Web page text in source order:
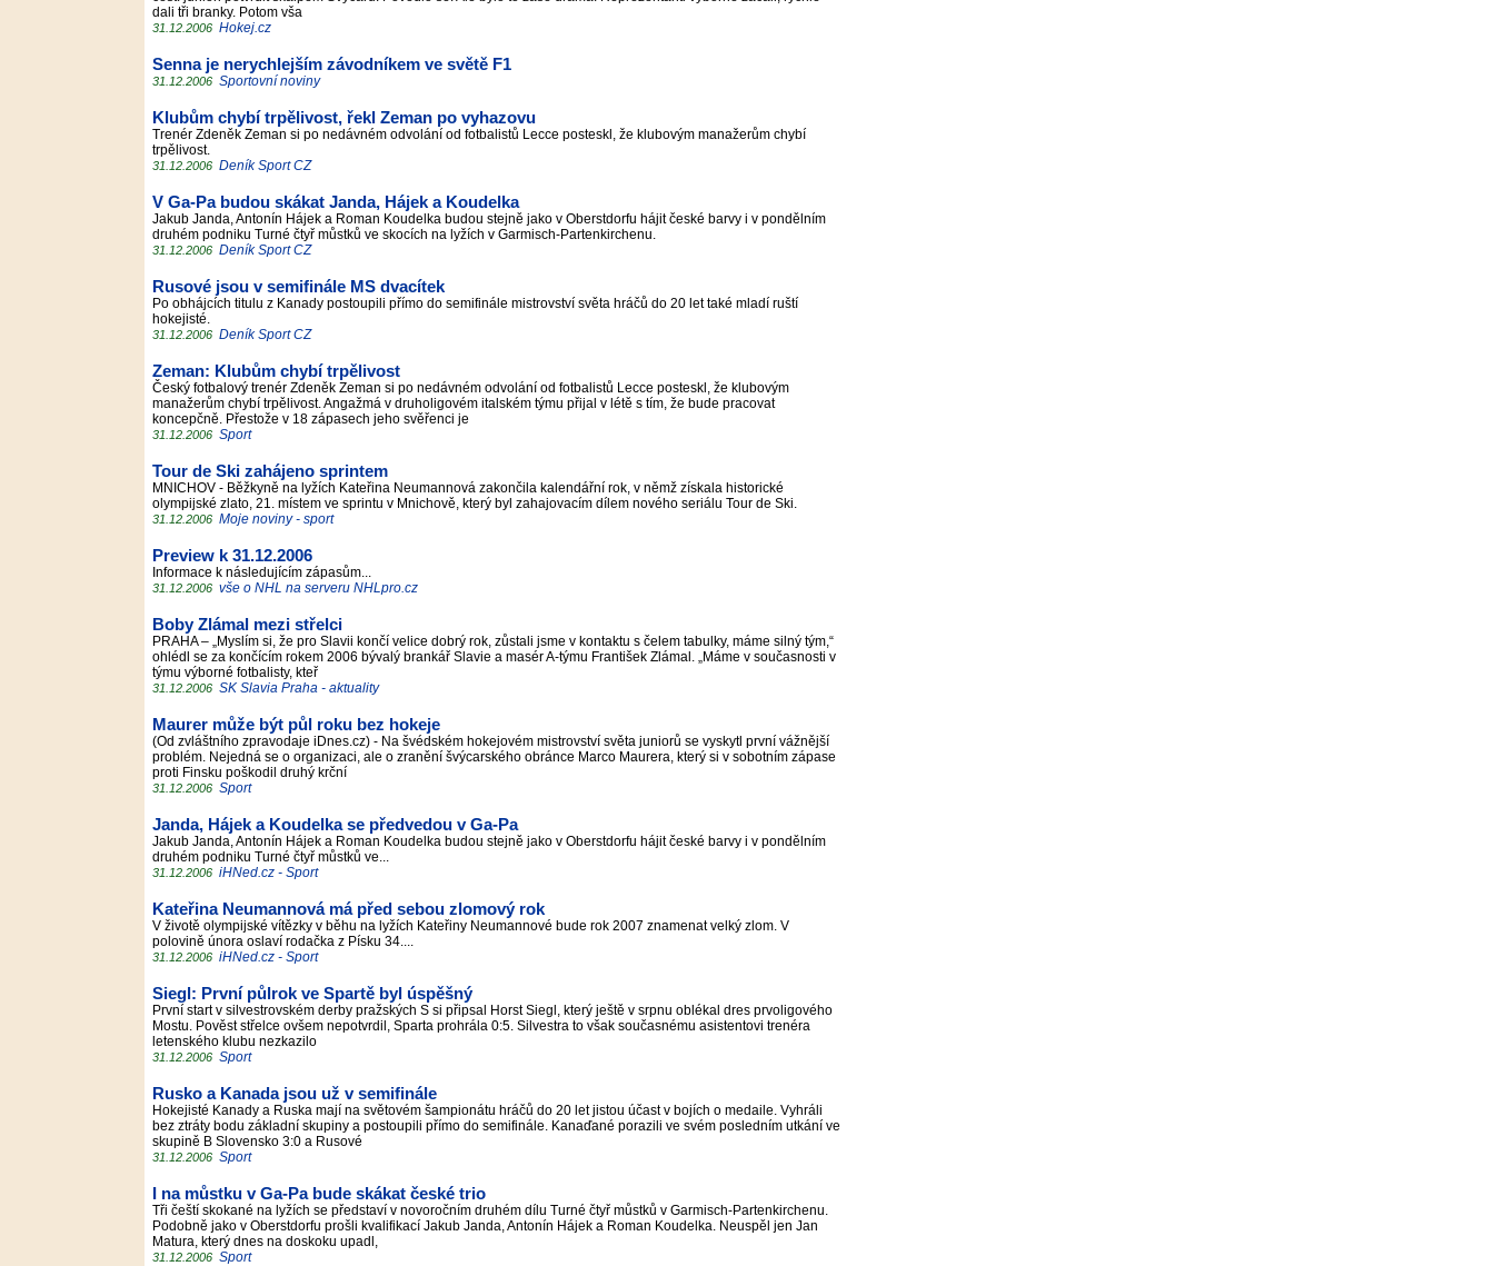
dali tři branky. Potom vša
31.12.2006 Hokej.cz
Senna je nerychlejším závodníkem ve světě F1
31.12.2006 Sportovní noviny
Klubům chybí trpělivost, řekl Zeman po vyhazovu
Trenér Zdeněk Zeman si po nedávném odvolání od fotbalistů Lecce posteskl, že klubovým manažerům chybí
trpělivost.
31.12.2006 Deník Sport CZ
V Ga-Pa budou skákat Janda, Hájek a Koudelka
Jakub Janda, Antonín Hájek a Roman Koudelka budou stejně jako v Oberstdorfu hájit české barvy i v pondělním
druhém podniku Turné čtyř můstků ve skocích na lyžích v Garmisch-Partenkirchenu.
31.12.2006 Deník Sport CZ
Rusové jsou v semifinále MS dvacítek
Po obhájcích titulu z Kanady postoupili přímo do semifinále mistrovství světa hráčů do 20 let také mladí ruští
hokejisté.
31.12.2006 Deník Sport CZ
Zeman: Klubům chybí trpělivost
Český fotbalový trenér Zdeněk Zeman si po nedávném odvolání od fotbalistů Lecce posteskl, že klubovým
manažerům chybí trpělivost. Angažmá v druholigovém italském týmu přijal v létě s tím, že bude pracovat
koncepčně. Přestože v 18 zápasech jeho svěřenci je
31.12.2006 Sport
Tour de Ski zahájeno sprintem
MNICHOV - Běžkyně na lyžích Kateřina Neumannová zakončila kalendářní rok, v němž získala historické
olympijské zlato, 21. místem ve sprintu v Mnichově, který byl zahajovacím dílem nového seriálu Tour de Ski.
31.12.2006 Moje noviny - sport
Preview k 31.12.2006
Informace k následujícím zápasům...
31.12.2006 vše o NHL na serveru NHLpro.cz
Boby Zlámal mezi střelci
PRAHA – „Myslím si, že pro Slavii končí velice dobrý rok, zůstali jsme v kontaktu s čelem tabulky, máme silný tým,“
ohlédl se za končícím rokem 2006 bývalý brankář Slavie a masér A-týmu František Zlámal. „Máme v současnosti v
týmu výborné fotbalisty, kteř
31.12.2006 SK Slavia Praha - aktuality
Maurer může být půl roku bez hokeje
(Od zvláštního zpravodaje iDnes.cz) - Na švédském hokejovém mistrovství světa juniorů se vyskytl první vážnější
problém. Nejedná se o organizaci, ale o zranění švýcarského obránce Marco Maurera, který si v sobotním zápase
proti Finsku poškodil druhý krční
31.12.2006 Sport
Janda, Hájek a Koudelka se předvedou v Ga-Pa
Jakub Janda, Antonín Hájek a Roman Koudelka budou stejně jako v Oberstdorfu hájit české barvy i v pondělním
druhém podniku Turné čtyř můstků ve...
31.12.2006 iHNed.cz - Sport
Kateřina Neumannová má před sebou zlomový rok
V životě olympijské vítězky v běhu na lyžích Kateřiny Neumannové bude rok 2007 znamenat velký zlom. V
polovině února oslaví rodačka z Písku 34....
31.12.2006 iHNed.cz - Sport
Siegl: První půlrok ve Spartě byl úspěšný
První start v silvestrovském derby pražských S si připsal Horst Siegl, který ještě v srpnu oblékal dres prvoligového
Mostu. Pověst střelce ovšem nepotvrdil, Sparta prohrála 0:5. Silvestra to však současnému asistentovi trenéra
letenského klubu nezkazilo
31.12.2006 Sport
Rusko a Kanada jsou už v semifinále
Hokejisté Kanady a Ruska mají na světovém šampionátu hráčů do 20 let jistou účast v bojích o medaile. Vyhráli
bez ztráty bodu základní skupiny a postoupili přímo do semifinále. Kanaďané porazili ve svém posledním utkání ve
skupině B Slovensko 3:0 a Rusové
31.12.2006 Sport
I na můstku v Ga-Pa bude skákat české trio
Tři čeští skokané na lyžích se představí v novoročním druhém dílu Turné čtyř můstků v Garmisch-Partenkirchenu.
Podobně jako v Oberstdorfu prošli kvalifikací Jakub Janda, Antonín Hájek a Roman Koudelka. Neuspěl jen Jan
Matura, který dnes na doskoku upadl,
31.12.2006 Sport